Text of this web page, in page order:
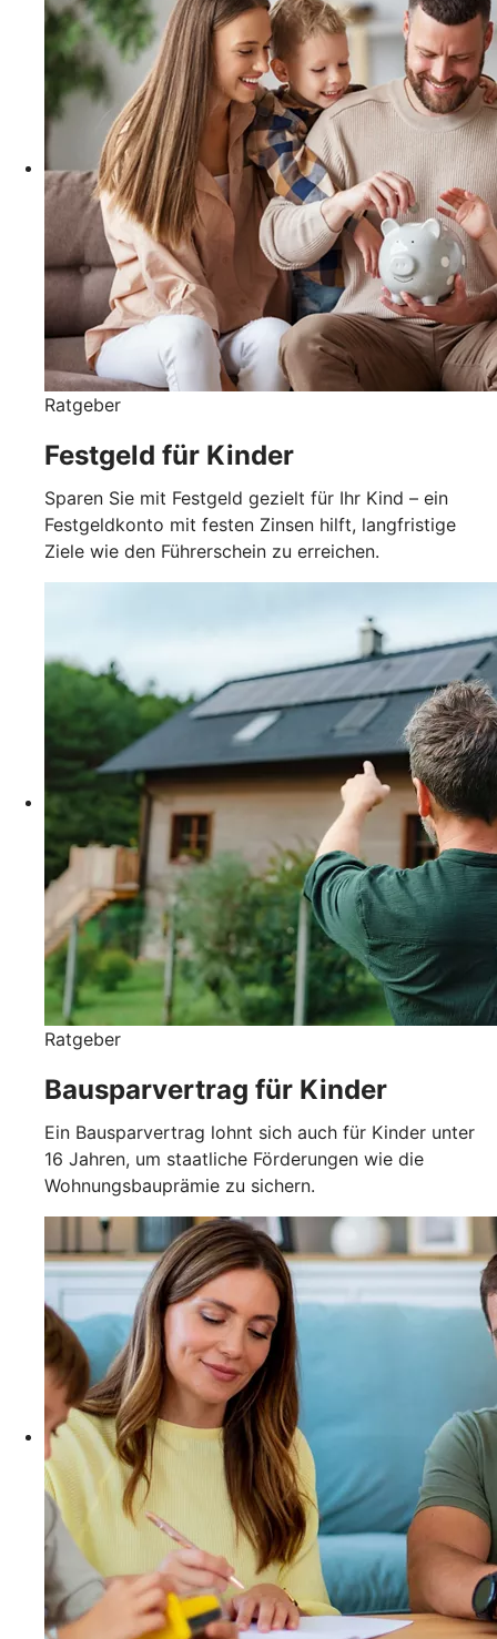
Ratgeber
Festgeld für Kinder
Sparen Sie mit Festgeld gezielt für Ihr Kind – ein
Festgeldkonto mit festen Zinsen hilft, langfristige
Ziele wie den Führerschein zu erreichen.
Ratgeber
Bausparvertrag für Kinder
Ein Bausparvertrag lohnt sich auch für Kinder unter
16 Jahren, um staatliche Förderungen wie die
Wohnungsbauprämie zu sichern.